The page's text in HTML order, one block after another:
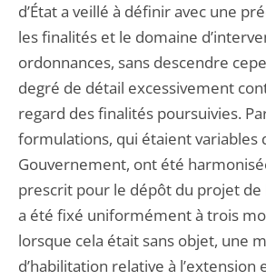
d’État a veillé à définir avec une
les finalités et le domaine
ordonnances, sans descendre
degré de détail excessivement
regard des finalités poursuivies.
formulations, qui étaient variables
Gouvernement, ont été
prescrit pour le dépôt du projet
a été fixé uniformément à trois
lorsque cela était sans objet, une
d’habilitation relative à l’extension